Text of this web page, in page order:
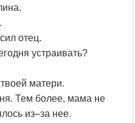
отец.
устраивать?
матери.
Тем более, мама не
из–за нее.